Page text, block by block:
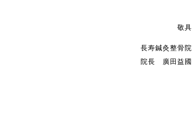
敬具
長寿鍼灸整骨院
院長 廣田益國